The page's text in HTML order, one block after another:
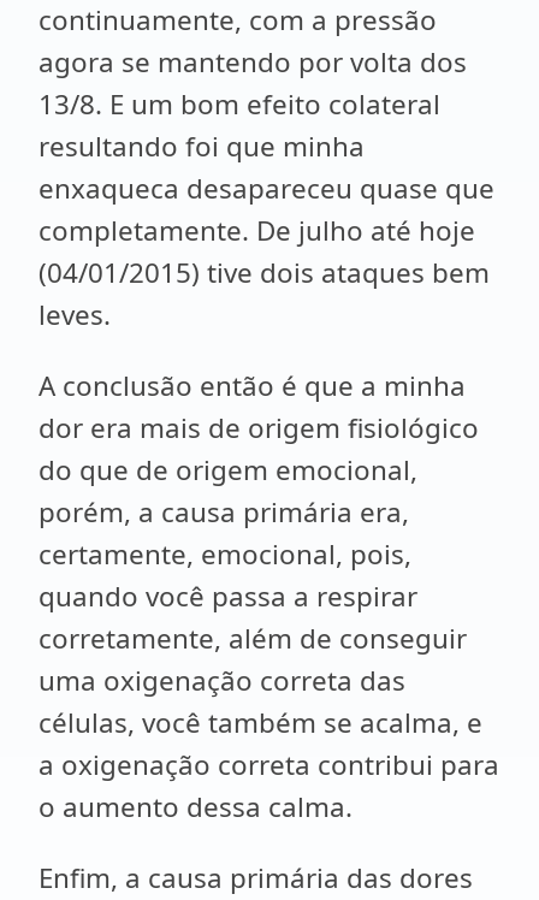
continuamente, com a pressão
agora se mantendo por volta dos
13/8. E um bom efeito colateral
resultando foi que minha
enxaqueca desapareceu quase que
completamente. De julho até hoje
(04/01/2015) tive dois ataques bem
leves.
A conclusão então é que a minha
dor era mais de origem fisiológico
do que de origem emocional,
porém, a causa primária era,
certamente, emocional, pois,
quando você passa a respirar
corretamente, além de conseguir
uma oxigenação correta das
células, você também se acalma, e
a oxigenação correta contribui para
o aumento dessa calma.
Enfim, a causa primária das dores